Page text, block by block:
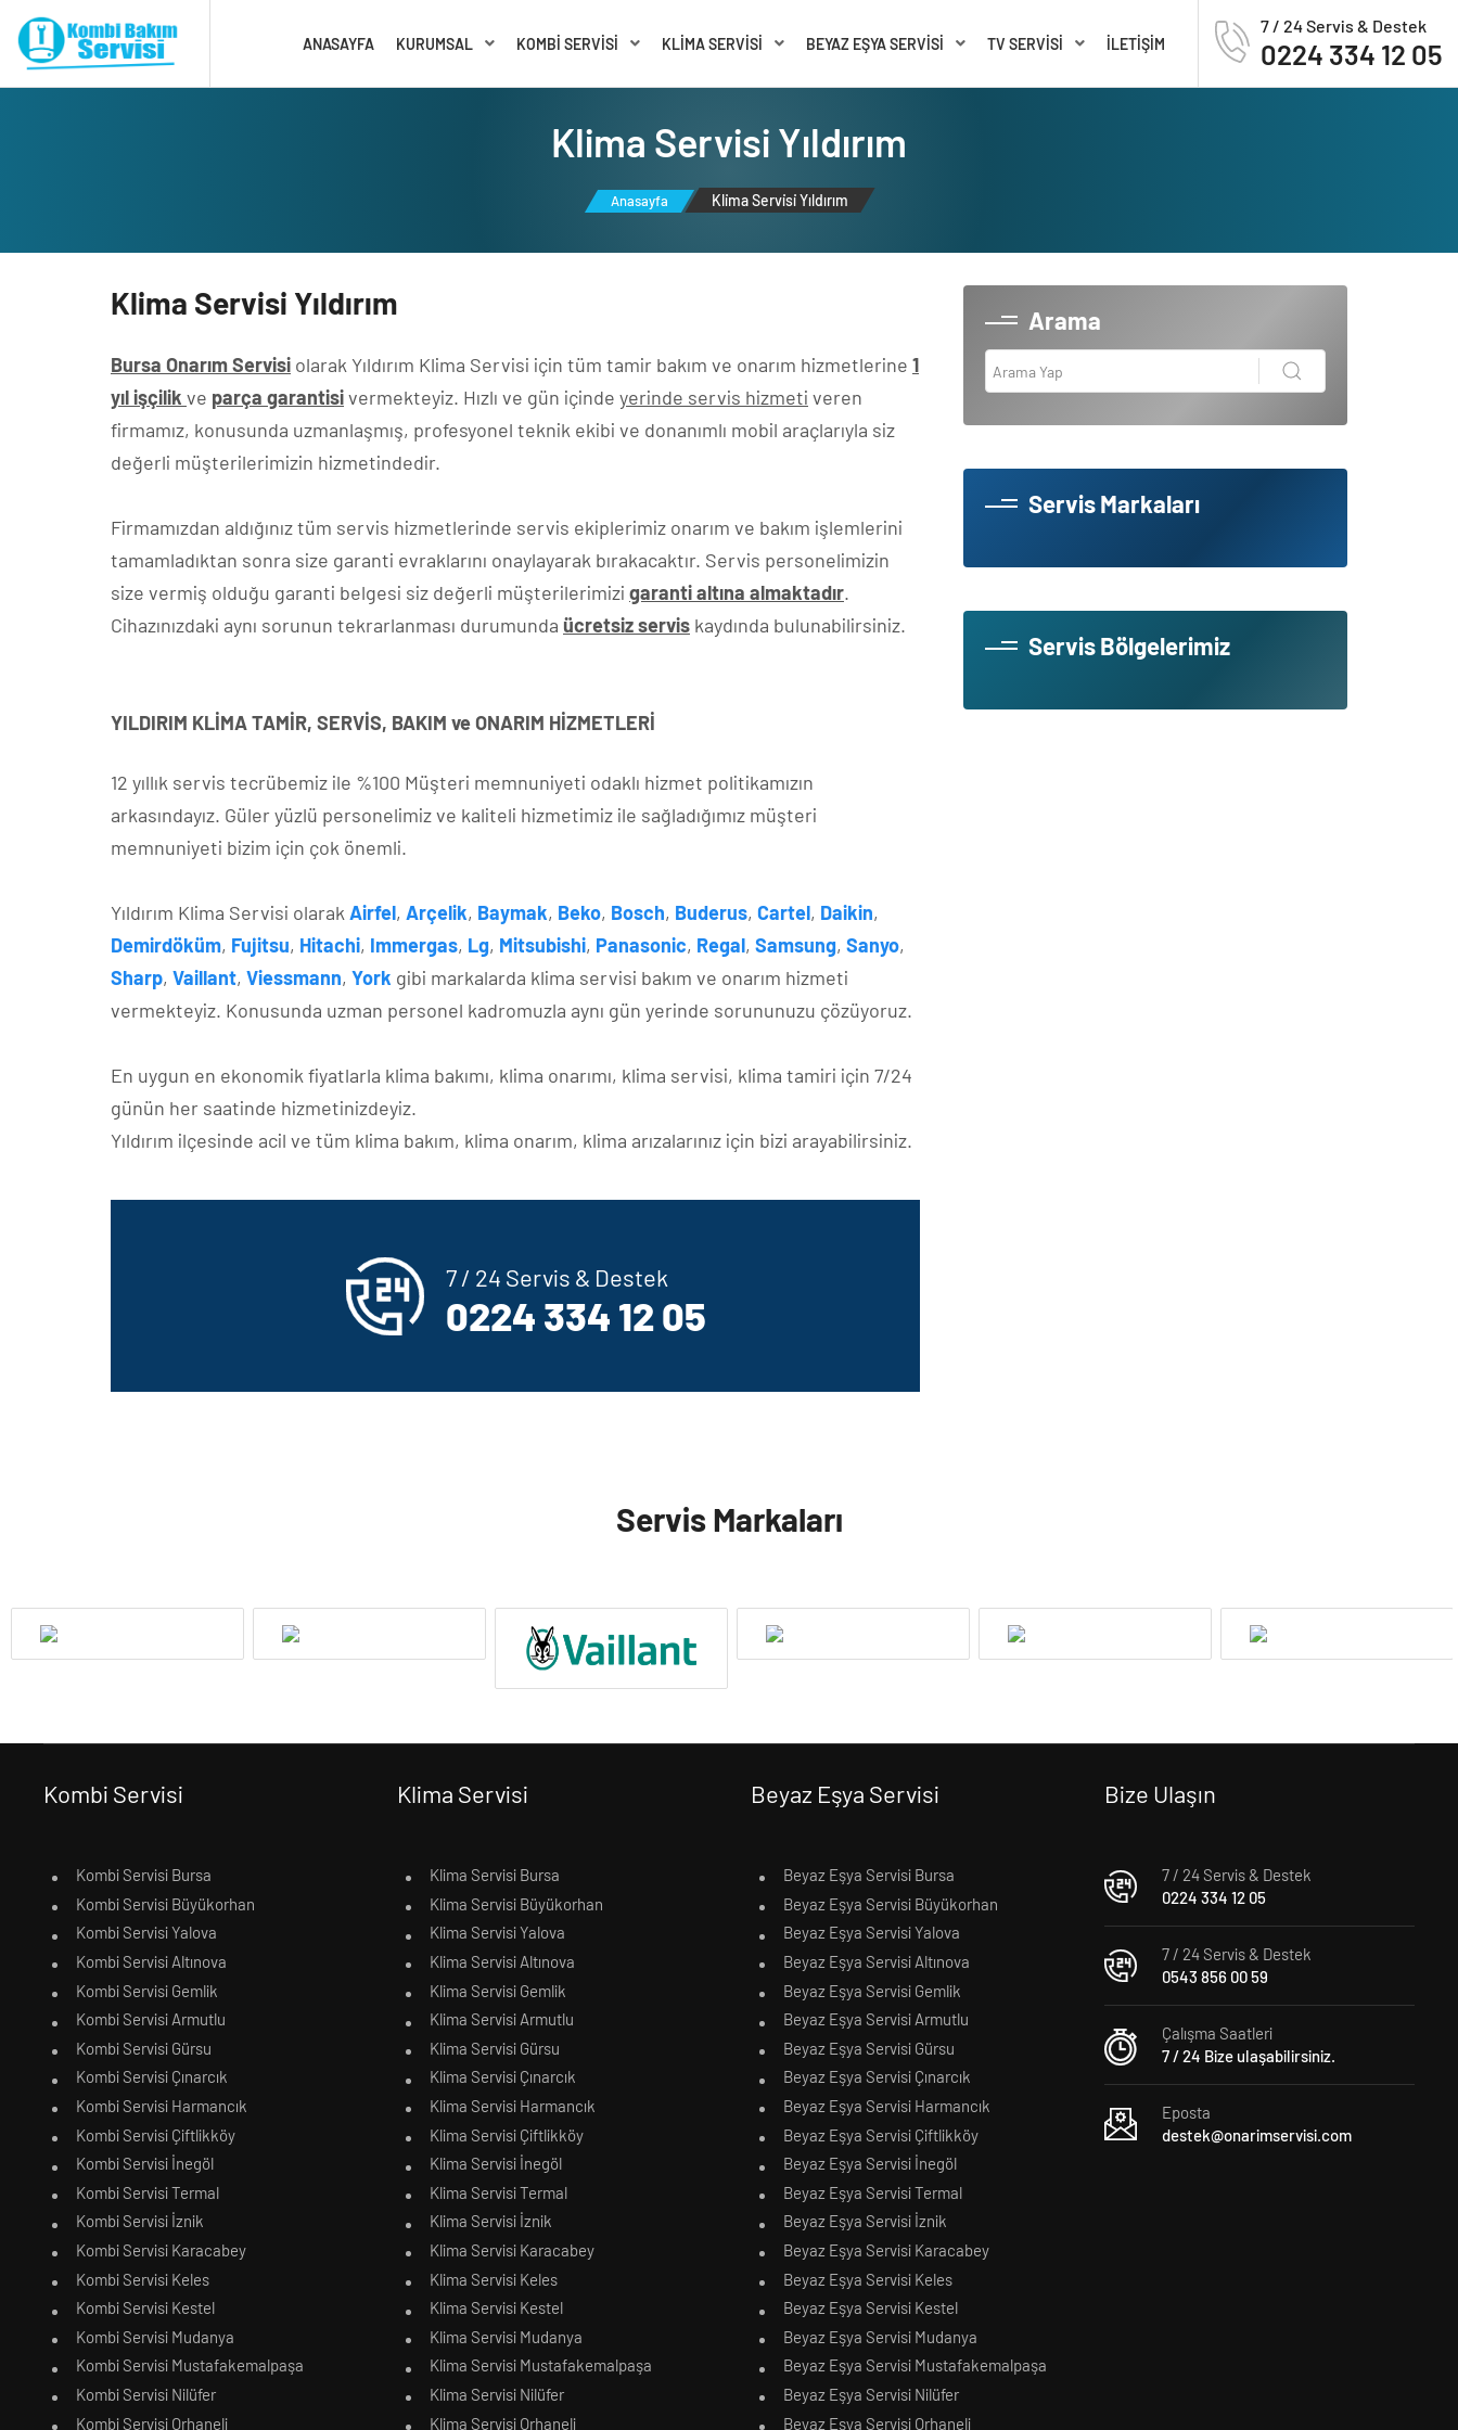
ANASAYFA KURUMSAL KOMBI SERVISI KLIMA SERVISI BEYAZ EŞYA SERVISI TV SERVISI İLETIŞIM
7 / 24 Servis & Destek
0224 334 12 05
Kli̇ma Servi̇si̇ Yıldırım
Anasayfa Kli̇ma Servi̇si̇ Yıldırım
Kli̇ma Servi̇si̇ Yıldırım
Bursa Onarım Servisi olarak Yıldırım Klima Servisi için tüm tamir bakım ve onarım hizmetlerine 1
yıl işçilik ve parça garantisivermekteyiz. Hızlı ve gün içinde yerinde servis hizmeti veren
firmamız, konusunda uzmanlaşmış, profesyonel teknik ekibi ve donanımlı mobil araçlarıyla siz
değerli müşterilerimizin hizmetindedir.
Firmamızdan aldığınız tüm servis hizmetlerinde servis ekiplerimiz onarım ve bakım işlemlerini
tamamladıktan sonra size garanti evraklarını onaylayarak bırakacaktır. Servis personelimizin
size vermiş olduğu garanti belgesi siz değerli müşterilerimizi garanti altına almaktadır.
Cihazınızdaki aynı sorunun tekrarlanması durumunda ücretsiz servis kaydında bulunabilirsiniz.
YILDIRIM KLİMA TAMİR, SERVİS, BAKIM ve ONARIM HİZMETLERİ
12 yıllık servis tecrübemiz ile %100 Müşteri memnuniyeti odaklı hizmet politikamızın
arkasındayız. Güler yüzlü personelimiz ve kaliteli hizmetimiz ile sağladığımız müşteri
memnuniyeti bizim için çok önemli.
Yıldırım Klima Servisi olarak Airfel, Arçelik, Baymak, Beko, Bosch, Buderus, Cartel, Daikin,
Demirdöküm, Fujitsu, Hitachi, Immergas, Lg, Mitsubishi, Panasonic, Regal, Samsung, Sanyo,
Sharp, Vaillant, Viessmann, York gibi markalarda klima servisi bakım ve onarım hizmeti
vermekteyiz. Konusunda uzman personel kadromuzla aynı gün yerinde sorununuzu çözüyoruz.
En uygun en ekonomik fiyatlarla klima bakımı, klima onarımı, klima servisi, klima tamiri için 7/24
günün her saatinde hizmetinizdeyiz.
Yıldırım ilçesinde acil ve tüm klima bakım, klima onarım, klima arızalarınız için bizi arayabilirsiniz.
7 / 24 Servis & Destek
0224 334 12 05
Arama
Servis Markaları
Servis Bölgelerimiz
Servis Markaları
Bize Ulaşın
7 / 24 Servis & Destek
0224 334 12 05
7 / 24 Servis & Destek
0543 856 00 59
Çalışma Saatleri
7 / 24 Bize ulaşabilirsiniz.
Eposta
destek@onarimservisi.com
Kombi Servisi
Kombi Servisi Bursa
Kombi Servisi Büyükorhan
Kombi Servisi Yalova
Kombi Servisi Altınova
Kombi Servisi Gemlik
Kombi Servisi Armutlu
Kombi Servisi Gürsu
Kombi Servisi Çınarcık
Kombi Servisi Harmancık
Kombi Servisi Çiftlikköy
Kombi Servisi İnegöl
Kombi Servisi Termal
Kombi Servisi İznik
Kombi Servisi Karacabey
Kombi Servisi Keles
Kombi Servisi Kestel
Kombi Servisi Mudanya
Kombi Servisi Mustafakemalpaşa
Kombi Servisi Nilüfer
Kombi Servisi Orhaneli
Klima Servisi
Klima Servisi Bursa
Klima Servisi Büyükorhan
Klima Servisi Yalova
Klima Servisi Altınova
Klima Servisi Gemlik
Klima Servisi Armutlu
Klima Servisi Gürsu
Klima Servisi Çınarcık
Klima Servisi Harmancık
Klima Servisi Çiftlikköy
Klima Servisi İnegöl
Klima Servisi Termal
Klima Servisi İznik
Klima Servisi Karacabey
Klima Servisi Keles
Klima Servisi Kestel
Klima Servisi Mudanya
Klima Servisi Mustafakemalpaşa
Klima Servisi Nilüfer
Klima Servisi Orhaneli
Beyaz Eşya Servisi
Beyaz Eşya Servisi Bursa
Beyaz Eşya Servisi Büyükorhan
Beyaz Eşya Servisi Yalova
Beyaz Eşya Servisi Altınova
Beyaz Eşya Servisi Gemlik
Beyaz Eşya Servisi Armutlu
Beyaz Eşya Servisi Gürsu
Beyaz Eşya Servisi Çınarcık
Beyaz Eşya Servisi Harmancık
Beyaz Eşya Servisi Çiftlikköy
Beyaz Eşya Servisi İnegöl
Beyaz Eşya Servisi Termal
Beyaz Eşya Servisi İznik
Beyaz Eşya Servisi Karacabey
Beyaz Eşya Servisi Keles
Beyaz Eşya Servisi Kestel
Beyaz Eşya Servisi Mudanya
Beyaz Eşya Servisi Mustafakemalpaşa
Beyaz Eşya Servisi Nilüfer
Beyaz Eşya Servisi Orhaneli